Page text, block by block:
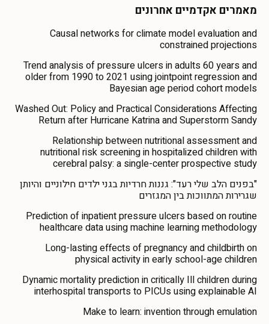
מאמרים אקדמיים אחרונים
Causal networks for climate model evaluation and
constrained projections
Trend analysis of pressure ulcers in adults 60 years and
older from 1990 to 2021 using jointpoint regression and
Bayesian age period cohort models
Washed Out: Policy and Practical Considerations Affecting
Return after Hurricane Katrina and Superstorm Sandy
Relationship between nutritional assessment and
nutritional risk screening in hospitalized children with
cerebral palsy: a single-center prospective study
"בפנים הלב שלי רעד": גננות חרדיות בגני ילדים חילוניים והיותן
שגרירות המתווכות בין המגזרים
Prediction of inpatient pressure ulcers based on routine
healthcare data using machine learning methodology
Long-lasting effects of pregnancy and childbirth on
physical activity in early school-age children
Dynamic mortality prediction in critically Ill children during
interhospital transports to PICUs using explainable AI
Make to learn: invention through emulation